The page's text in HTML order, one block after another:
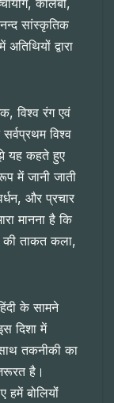
कोलंबो,
सांस्कृतिक
द्वारा
विश्व रंग एवं
सर्वप्रथम विश्व
यह कहते हुए
में जानी जाती
और प्रचार
मानना है कि
ताकत कला,
के सामने
दिशा में
तकनीकी का
है।
हमें बोलियोंं